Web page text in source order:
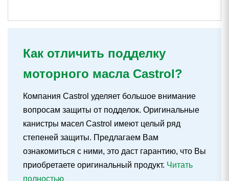
Как отличить подделку
моторного масла Castrol?
Компания Castrol уделяет большое внимание
вопросам защиты от подделок. Оригинальные
канистры масел Castrol имеют целый ряд
степеней защиты. Предлагаем Вам
ознакомиться с ними, это даст гарантию, что Вы
приобретаете оригинальный продукт. Читать
полностью